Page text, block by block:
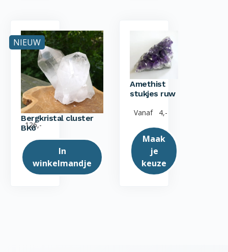
NIEUW
Bergkristal cluster
BK6
126,-
In
winkelmandje
Amethist
stukjes ruw
Vanaf
4,-
Maak
je
keuze